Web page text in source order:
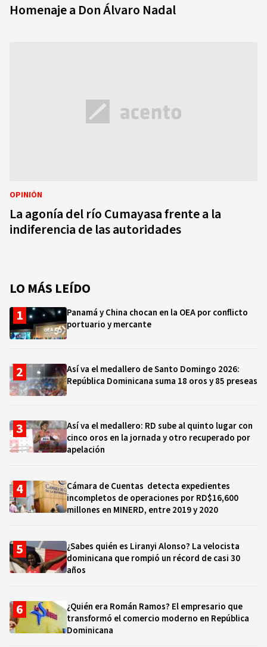
Homenaje a Don Álvaro Nadal
OPINIÓN
La agonía del río Cumayasa frente a la
indiferencia de las autoridades
LO MÁS LEÍDO
Panamá y China chocan en la OEA por conflicto
portuario y mercante
Así va el medallero de Santo Domingo 2026:
República Dominicana suma 18 oros y 85 preseas
Así va el medallero: RD sube al quinto lugar con
cinco oros en la jornada y otro recuperado por
apelación
Cámara de Cuentas detecta expedientes
incompletos de operaciones por RD$16,600
millones en MINERD, entre 2019 y 2020
¿Sabes quién es Liranyi Alonso? La velocista
dominicana que rompió un récord de casi 30
años
¿Quién era Román Ramos? El empresario que
transformó el comercio moderno en República
Dominicana